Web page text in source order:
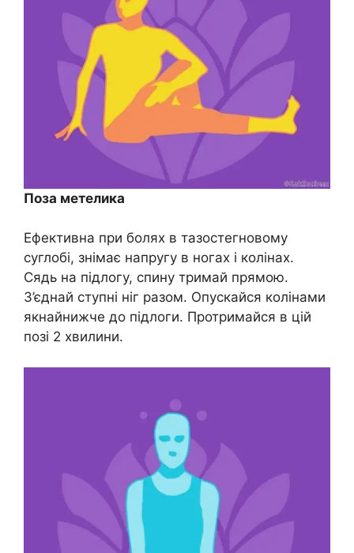
Поза метелика
Ефективна при болях в тазостегновому
суглобі, знімає напругу в ногах і колінах.
Сядь на підлогу, спину тримай прямою.
З’єднай ступні ніг разом. Опускайся колінами
якнайнижче до підлоги. Протримайся в цій
позі 2 хвилини.